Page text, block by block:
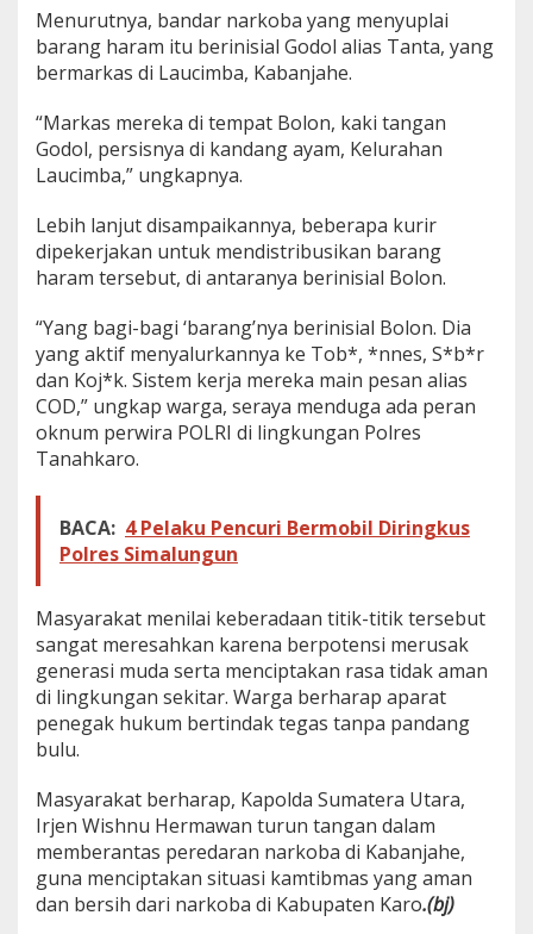
a
d
i
K
b
a
n
j
h
e
D
d
u
g
a
D
i
i
n
g
O
n
u
m
P
i
r
a
d
i
P
Menurutnya, bandar narkoba yang menyuplai
barang haram itu berinisial Godol alias Tanta, yang
bermarkas di Laucimba, Kabanjahe.
“Markas mereka di tempat Bolon, kaki tangan
Godol, persisnya di kandang ayam, Kelurahan
Laucimba,” ungkapnya.
Lebih lanjut disampaikannya, beberapa kurir
dipekerjakan untuk mendistribusikan barang
haram tersebut, di antaranya berinisial Bolon.
“Yang bagi-bagi ‘barang’nya berinisial Bolon. Dia
yang aktif menyalurkannya ke Tob*, *nnes, S*b*r
dan Koj*k. Sistem kerja mereka main pesan alias
COD,” ungkap warga, seraya menduga ada peran
oknum perwira POLRI di lingkungan Polres
Tanahkaro.
BACA: 4 Pelaku Pencuri Bermobil Diringkus
Polres Simalungun
Masyarakat menilai keberadaan titik-titik tersebut
sangat meresahkan karena berpotensi merusak
generasi muda serta menciptakan rasa tidak aman
di lingkungan sekitar. Warga berharap aparat
penegak hukum bertindak tegas tanpa pandang
bulu.
Masyarakat berharap, Kapolda Sumatera Utara,
Irjen Wishnu Hermawan turun tangan dalam
memberantas peredaran narkoba di Kabanjahe,
guna menciptakan situasi kamtibmas yang aman
dan bersih dari narkoba di Kabupaten Karo.(bj)